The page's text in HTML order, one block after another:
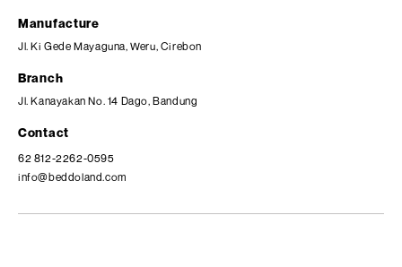
Manufacture
Jl. Ki Gede Mayaguna, Weru, Cirebon
Branch
Jl. Kanayakan No. 14 Dago, Bandung
Contact
62 812-2262-0595
info@beddoland.com